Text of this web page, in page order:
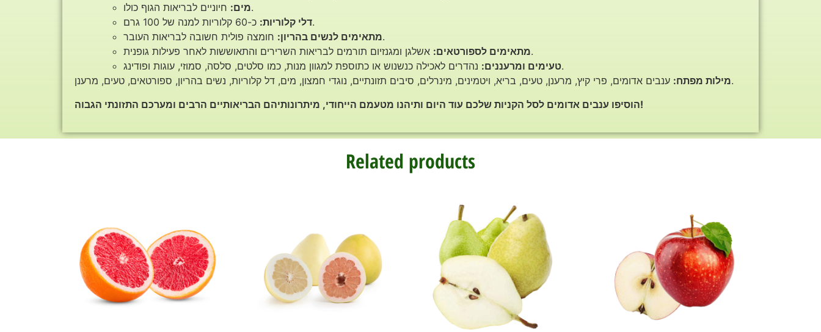
מים:חיוניים לבריאות הגוף כולו.
דלי קלוריות:כ-60 קלוריות למנה של 100 גרם.
מתאימים לנשים בהריון:חומצה פולית חשובה לבריאות העובר.
מתאימים לספורטאים:אשלגן ומגנזיום תורמים לבריאות השרירים והתאוששות לאחר פעילות גופנית.
טעימים ומרעננים:נהדרים לאכילה כנשנוש או כתוספת למגוון מנות, כמו סלטים, סלסה, סמוזי, עוגות ופודינג.
מילות מפתח:ענבים אדומים, פרי קיץ, מרענן, טעים, בריא, ויטמינים, מינרלים, סיבים תזונתיים, נוגדי חמצון, מים, דל קלוריות, נשים בהריון, ספורטאים, טעים, מרענן.
הוסיפו ענבים אדומים לסל הקניות שלכם עוד היום ותיהנו מטעמם הייחודי, מיתרונותיהם הבריאותיים הרבים ומערכם התזונתי הגבוה!
Related products